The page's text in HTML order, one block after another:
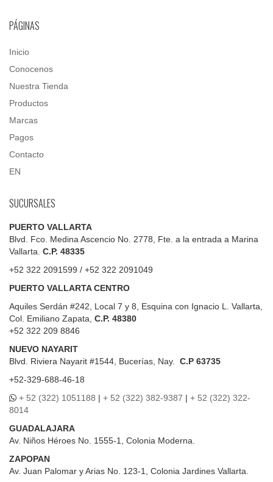
PÁGINAS
Inicio
Conocenos
Nuestra Tienda
Productos
Marcas
Pagos
Contacto
EN
SUCURSALES
PUERTO VALLARTA
Blvd. Fco. Medina Ascencio No. 2778, Fte. a la entrada a Marina
Vallarta. C.P. 48335
+52 322 2091599 / +52 322 2091049
PUERTO VALLARTA CENTRO
Aquiles Serdán #242, Local 7 y 8, Esquina con Ignacio L. Vallarta,
Col. Emiliano Zapata, C.P. 48380
+52 322 209 8846
NUEVO NAYARIT
Blvd.
Riviera Nayarit #1544, Bucerías, Nay. C.P 63735
+52-329-688-46-18
+ 52 (322) 1051188 | + 52 (322) 382-9387 | + 52 (322) 322-
8014
GUADALAJARA
Av. Niños Héroes No. 1555-1, Colonia Moderna.
ZAPOPAN
Av. Juan Palomar y Arias No. 123-1, Colonia Jardines Vallarta.